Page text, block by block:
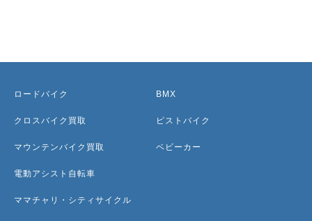
ロードバイク
クロスバイク買取
マウンテンバイク買取
電動アシスト自転車
ママチャリ・シティサイクル
BMX
ピストバイク
ベビーカー